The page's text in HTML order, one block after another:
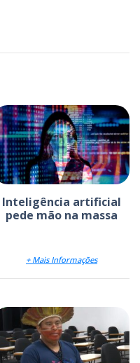
Inteligência artificial
pede mão na massa
+ Mais Informações